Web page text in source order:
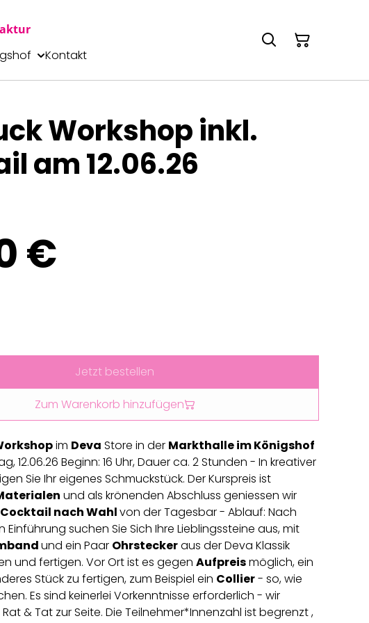
Kontakt
Workshop inkl.
am 12.06.26
€
Jetzt bestellen
Zum Warenkorb hinzufügen
im Deva Store in der Markthalle im Königshof
12.06.26 Beginn: 16 Uhr, Dauer ca. 2 Stunden - In kreativer
Sie Ihr eigenes Schmuckstück. Der Kurspreis ist
und als krönenden Abschluss geniessen wir
Cocktail nach Wahlvon der Tagesbar - Ablauf: Nach
suchen Sie Sich Ihre Lieblingssteine aus, mit
und ein Paar Ohrsteckeraus der Deva Klassik
und fertigen. Vor Ort ist es gegen Aufpreismöglich, ein
Stück zu fertigen, zum Beispiel ein Collier- so, wie
Es sind keinerlei Vorkenntnisse erforderlich - wir
& Tat zur Seite. Die Teilnehmer*Innenzahl ist begrenzt ,